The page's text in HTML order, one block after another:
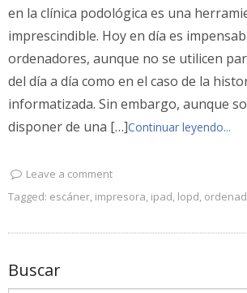
en la clínica podológica es una
imprescindible. Hoy en día es
ordenadores, aunque no se utilicen
del día a día como en el caso de la
informatizada. Sin embargo, aunque
disponer de una […]Continuar leyendo...
Leave a comment
Tagged: escáner, impresora, ipad, lopd,
Buscar